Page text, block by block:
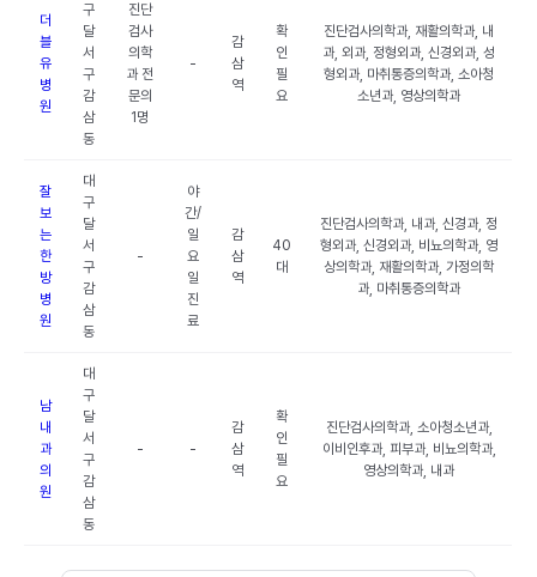
더
블
유
병
원
구
달
서
구
감
삼
동
진단
검사
의학
과 전
문의
1명
-
감
삼
역
확
인
필
요
진단검사의학과, 재활의학과, 내
과, 외과, 정형외과, 신경외과, 성
형외과, 마취통증의학과, 소아청
소년과, 영상의학과
잘
보
는
한
방
병
원
대
구
달
서
구
감
삼
동
-
야
간/
일
요
일
진
료
감
삼
역
40
대
진단검사의학과, 내과, 신경과, 정
형외과, 신경외과, 비뇨의학과, 영
상의학과, 재활의학과, 가정의학
과, 마취통증의학과
남
내
과
의
원
대
구
달
서
구
감
삼
동
- -
감
삼
역
확
인
필
요
진단검사의학과, 소아청소년과,
이비인후과, 피부과, 비뇨의학과,
영상의학과, 내과